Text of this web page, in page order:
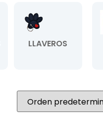
LLAVEROS